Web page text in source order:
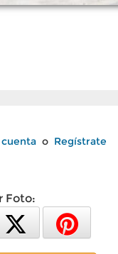
o Regístrate
Foto: